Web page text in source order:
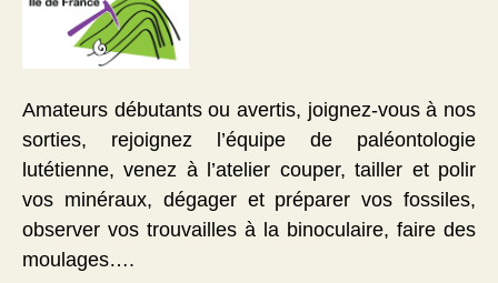
Amateurs débutants ou avertis, joignez-vous à nos
sorties, rejoignez l’équipe de paléontologie
lutétienne, venez à l’atelier couper, tailler et polir
vos minéraux, dégager et préparer vos fossiles,
observer vos trouvailles à la binoculaire, faire des
moulages….